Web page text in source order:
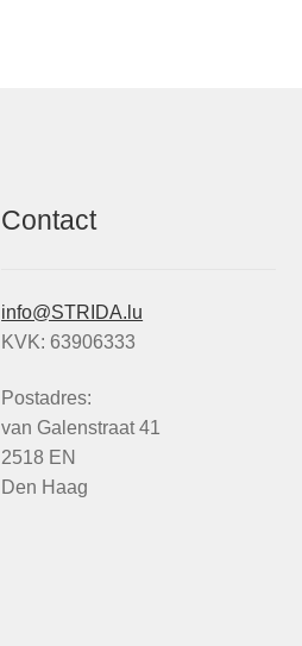
Contact
info@STRIDA.lu
KVK: 63906333
Postadres:
van Galenstraat 41
2518 EN
Den Haag